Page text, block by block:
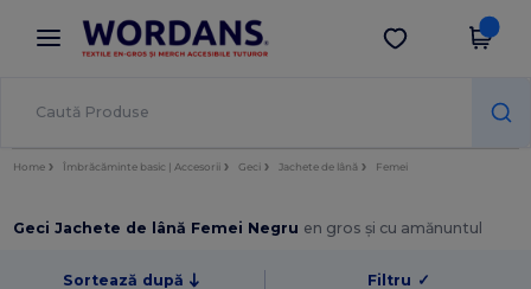
× Aplicația Wordans
Prețuri mai bune în aplicație!
Descarcă app
Home Îmbrăcăminte basic | Accesorii Geci Jachete de lână Femei
Geci Jachete de lână Femei Negru en gros și cu amănuntul
Sortează după Filtru ✓